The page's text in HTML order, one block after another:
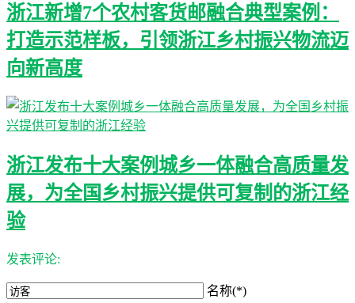
浙江新增7个农村客货邮融合典型案例：
打造示范样板，引领浙江乡村振兴物流迈
向新高度
浙江发布十大案例城乡一体融合高质量发
展，为全国乡村振兴提供可复制的浙江经
验
发表评论:
名称(*)